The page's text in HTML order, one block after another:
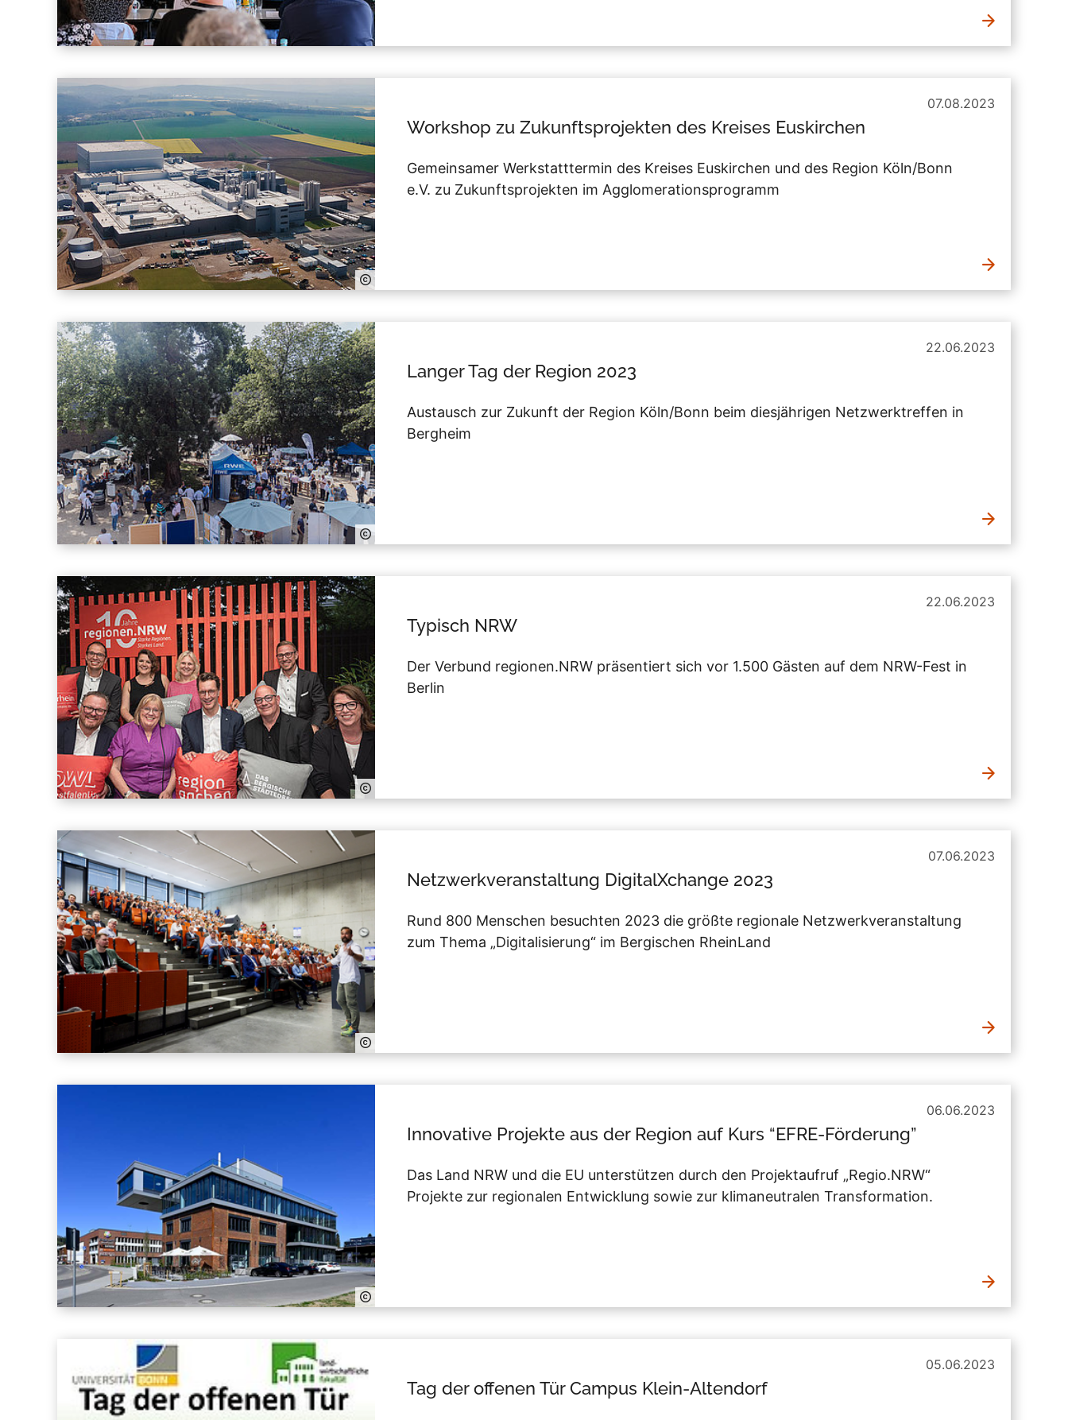
07.08.2023
Workshop zu Zukunftsprojekten des Kreises Euskirchen
Gemeinsamer Werkstatttermin des Kreises Euskirchen und des Region Köln/Bonn
e.V. zu Zukunftsprojekten im Agglomerationsprogramm
22.06.2023
Langer Tag der Region 2023
Austausch zur Zukunft der Region Köln/Bonn beim diesjährigen Netzwerktreffen in
Bergheim
22.06.2023
Typisch NRW
Der Verbund regionen.NRW präsentiert sich vor 1.500 Gästen auf dem NRW-Fest in
Berlin
07.06.2023
Netzwerkveranstaltung DigitalXchange 2023
Rund 800 Menschen besuchten 2023 die größte regionale Netzwerkveranstaltung
zum Thema „Digitalisierung“ im Bergischen RheinLand
06.06.2023
Innovative Projekte aus der Region auf Kurs “EFRE-Förderung”
Das Land NRW und die EU unterstützen durch den Projektaufruf „Regio.NRW“
Projekte zur regionalen Entwicklung sowie zur klimaneutralen Transformation.
05.06.2023
Tag der offenen Tür Campus Klein-Altendorf